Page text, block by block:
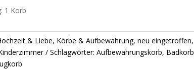
1 Korb
& Liebe, Körbe & Aufbewahrung, neu eingetroffen,
Schlagwörter: Aufbewahrungskorb, Badkorb